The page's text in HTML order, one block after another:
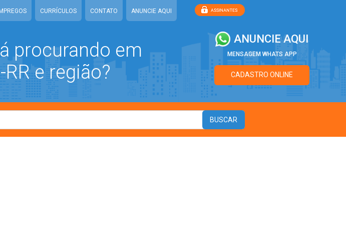
CURRÍCULOS CONTATO ANUNCIE AQUI
procurando em
e região?
ANUNCIE AQUI
MENSAGEM WHATS APP
CADASTRO ONLINE